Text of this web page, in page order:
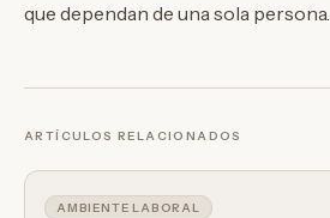
que dependan de una sola persona.
ARTÍCULOS RELACIONADOS
AMBIENTE LABORAL